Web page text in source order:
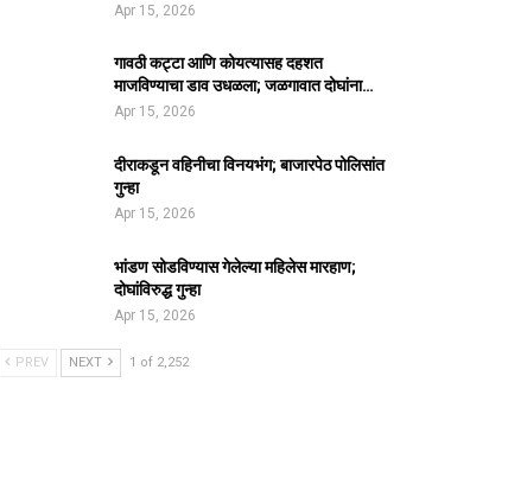
Apr 15, 2026
गावठी कट्टा आणि कोयत्यासह दहशत
माजविण्याचा डाव उधळला; जळगावात दोघांना…
Apr 15, 2026
दीराकडून वहिनीचा विनयभंग; बाजारपेठ पोलिसांत
गुन्हा
Apr 15, 2026
भांडण सोडविण्यास गेलेल्या महिलेस मारहाण;
दोघांविरुद्ध गुन्हा
Apr 15, 2026
PREV NEXT 1 of 2,252